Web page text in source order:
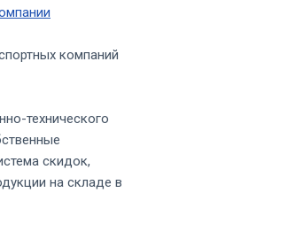
компаний
технического
скидок,
на складе в